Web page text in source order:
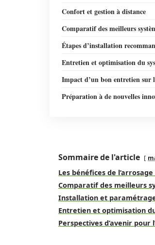
Confort et gestion à distance
Comparatif des meilleurs
Étapes d’installation
Entretien et optimisation du
Impact d’un bon entretien
Préparation à de nouvelles
Sommaire de l'article
Les bénéfices de
Comparatif des meilleurs
Installation et
Entretien et optimisation
Perspectives d’avenir pour